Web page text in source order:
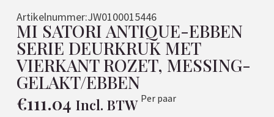
Artikelnummer:JW0100015446
MI SATORI ANTIQUE-EBBEN
SERIE DEURKRUK MET
VIERKANT ROZET, MESSING-
GELAKT/EBBEN
€111.04 Incl. BTW Per paar